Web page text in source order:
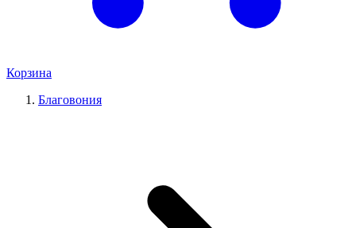
Корзина
Благовония